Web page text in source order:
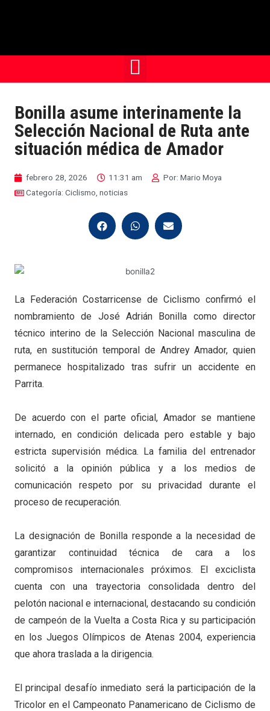
Bonilla asume interinamente la
Selección Nacional de Ruta ante
situación médica de Amador
febrero 28, 2026 11:31 am Por: Mario Moya
Categoría: Ciclismo noticias
La Federación Costarricense de Ciclismo confirmó el
nombramiento de José Adrián Bonilla como director
técnico interino de la Selección Nacional masculina de
ruta, en sustitución temporal de Andrey Amador, quien
permanece hospitalizado tras sufrir un accidente en
Parrita.
De acuerdo con el parte oficial, Amador se mantiene
internado, en condición delicada pero estable y bajo
estricta supervisión médica. La familia del entrenador
solicitó a la opinión pública y a los medios de
comunicación respeto por su privacidad durante el
proceso de recuperación.
La designación de Bonilla responde a la necesidad de
garantizar continuidad técnica de cara a los
compromisos internacionales próximos. El exciclista
cuenta con una trayectoria consolidada dentro del
pelotón nacional e internacional, destacando su condición
de campeón de laVuelta a Costa Ricay su participación
en losJuegos Olímpicos de Atenas 2004, experiencia
que ahora traslada a la dirigencia.
El principal desafío inmediato será la participación de la
Tricolor en el Campeonato Panamericano de Ciclismo de